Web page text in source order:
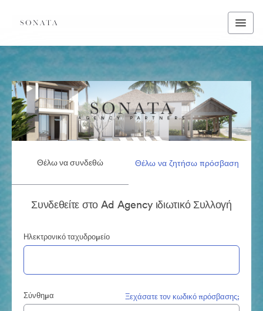
Θέλω να συνδεθώ Θέλω να ζητήσω πρόσβαση
Συνδεθείτε στο Ad Agency ιδιωτικό Συλλογή
Ηλεκτρονικό ταχυδρομείο
Σύνθημα Ξεχάσατε τον κωδικό πρόσβασης;